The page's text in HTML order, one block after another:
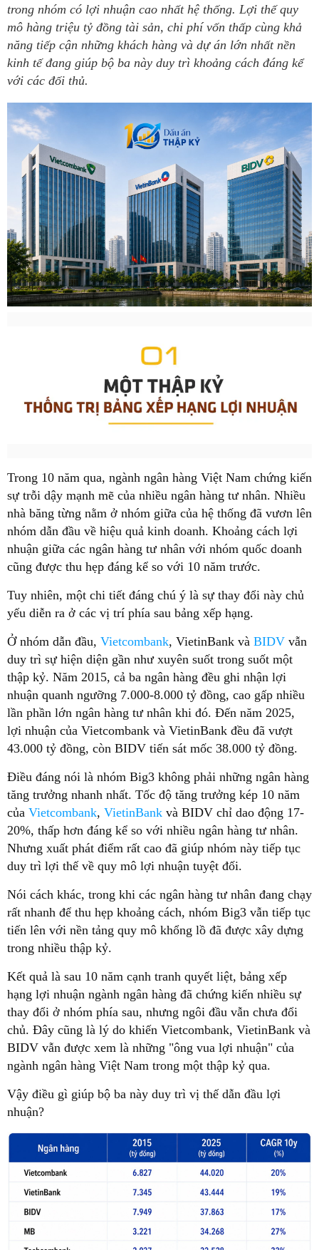
trong nhóm có lợi nhuận cao nhất hệ thống. Lợi thế quy
mô hàng triệu tỷ đồng tài sản, chi phí vốn thấp cùng khả
năng tiếp cận những khách hàng và dự án lớn nhất nền
kinh tế đang giúp bộ ba này duy trì khoảng cách đáng kể
với các đối thủ.
Trong 10 năm qua, ngành ngân hàng Việt Nam chứng kiến
sự trỗi dậy mạnh mẽ của nhiều ngân hàng tư nhân. Nhiều
nhà băng từng nằm ở nhóm giữa của hệ thống đã vươn lên
nhóm dẫn đầu về hiệu quả kinh doanh. Khoảng cách lợi
nhuận giữa các ngân hàng tư nhân với nhóm quốc doanh
cũng được thu hẹp đáng kể so với 10 năm trước.
Tuy nhiên, một chi tiết đáng chú ý là sự thay đổi này chủ
yếu diễn ra ở các vị trí phía sau bảng xếp hạng.
Ở nhóm dẫn đầu, Vietcombank, VietinBank và BIDV vẫn
duy trì sự hiện diện gần như xuyên suốt trong suốt một
thập kỷ. Năm 2015, cả ba ngân hàng đều ghi nhận lợi
nhuận quanh ngưỡng 7.000-8.000 tỷ đồng, cao gấp nhiều
lần phần lớn ngân hàng tư nhân khi đó. Đến năm 2025,
lợi nhuận của Vietcombank và VietinBank đều đã vượt
43.000 tỷ đồng, còn BIDV tiến sát mốc 38.000 tỷ đồng.
Điều đáng nói là nhóm Big3 không phải những ngân hàng
tăng trưởng nhanh nhất. Tốc độ tăng trưởng kép 10 năm
của Vietcombank, VietinBank và BIDV chỉ dao động 17-
20%, thấp hơn đáng kể so với nhiều ngân hàng tư nhân.
Nhưng xuất phát điểm rất cao đã giúp nhóm này tiếp tục
duy trì lợi thế về quy mô lợi nhuận tuyệt đối.
Nói cách khác, trong khi các ngân hàng tư nhân đang chạy
rất nhanh để thu hẹp khoảng cách, nhóm Big3 vẫn tiếp tục
tiến lên với nền tảng quy mô khổng lồ đã được xây dựng
trong nhiều thập kỷ.
Kết quả là sau 10 năm cạnh tranh quyết liệt, bảng xếp
hạng lợi nhuận ngành ngân hàng đã chứng kiến nhiều sự
thay đổi ở nhóm phía sau, nhưng ngôi đầu vẫn chưa đổi
chủ. Đây cũng là lý do khiến Vietcombank, VietinBank và
BIDV vẫn được xem là những "ông vua lợi nhuận" của
ngành ngân hàng Việt Nam trong một thập kỷ qua.
Vậy điều gì giúp bộ ba này duy trì vị thế dẫn đầu lợi
nhuận?